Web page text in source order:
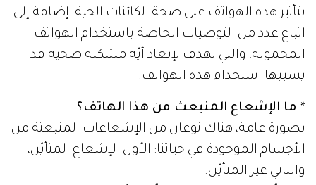
بتأثير هذه الهواتف على صحة الكائنات الحية، إضافة إلى
اتباع عدد من التوصيات الخاصة باستخدام الهواتف
المحمولة، والتي تهدف لإبعاد أيّة مشكلة صحية قد
يسببها استخدام هذه الهواتف.
* ما الإشعاع المنبعث من هذا الهاتف؟
بصورة عامة، هناك نوعان من الإشعاعات المنبعثة من
الأجسام الموجودة في حياتنا: الأول الإشعاع المتأيّن،
والثاني غير المتأيّن.